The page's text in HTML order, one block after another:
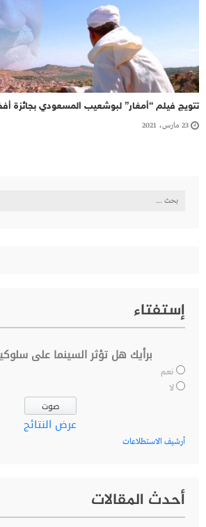
تتويج فيلم “أمغار” لبوشعيب المسعودي بجائزة
23 مارس، 2021
البحث
إستفتاء
برأيك هل تؤثر السينما على
نعم
لا
عرض النتائج
أرشيف الاستطلاعات
أحدث المقالات